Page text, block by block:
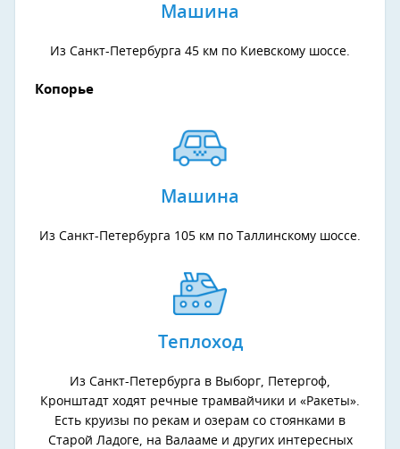
Машина
Из Санкт-Петербурга 45 км по Киевскому шоссе.
Копорье
Машина
Из Санкт-Петербурга 105 км по Таллинскому шоссе.
Теплоход
Из Санкт-Петербурга в Выборг, Петергоф,
Кронштадт ходят речные трамвайчики и «Ракеты».
Есть круизы по рекам и озерам со стоянками в
Старой Ладоге, на Валааме и других интересных